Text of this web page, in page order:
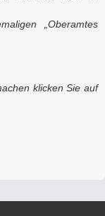
„Oberamtes
klicken Sie auf